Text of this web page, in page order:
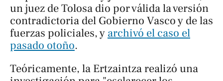
un juez de Tolosa dio por válida la versión
contradictoria del Gobierno Vasco y de las
fuerzas policiales, y archivó el caso el
pasado otoño.
Teóricamente, la Ertzaintza realizó una